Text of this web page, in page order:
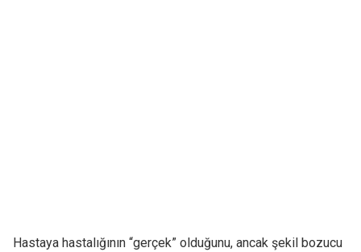
Hastaya hastalığının “gerçek” olduğunu, ancak şekil bozucu